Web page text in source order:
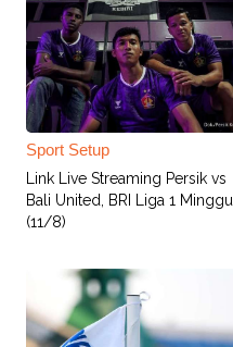
Sport Setup
Link Live Streaming Persik vs
Bali United, BRI Liga 1 Minggu
(11/8)